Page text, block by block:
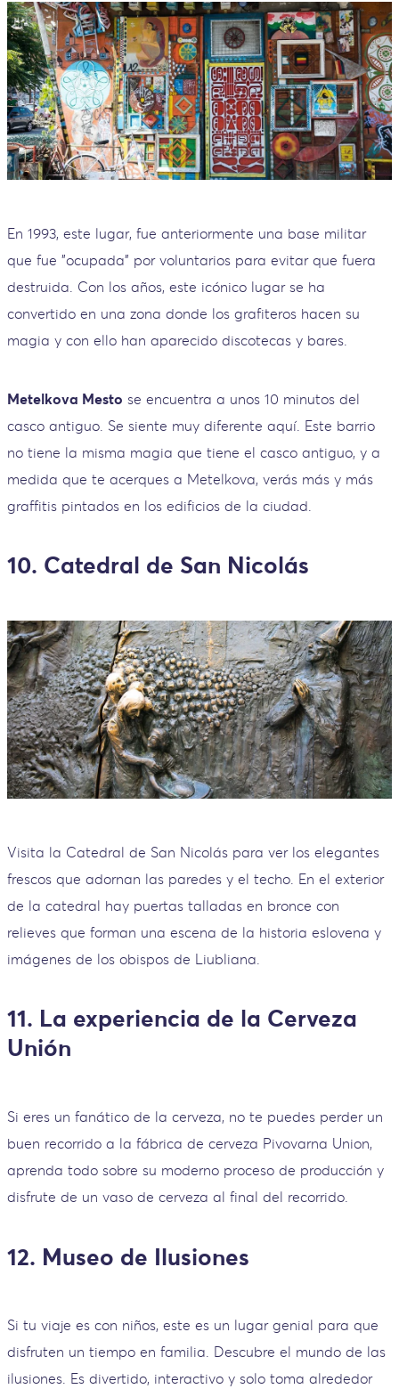
En 1993, este lugar, fue anteriormente una base militar
que fue "ocupada" por voluntarios para evitar que fuera
destruida. Con los años, este icónico lugar se ha
convertido en una zona donde los grafiteros hacen su
magia y con ello han aparecido discotecas y bares.
Metelkova Mesto se encuentra a unos 10 minutos del
casco antiguo. Se siente muy diferente aquí. Este barrio
no tiene la misma magia que tiene el casco antiguo, y a
medida que te acerques a Metelkova, verás más y más
graffitis pintados en los edificios de la ciudad.
10. Catedral de San Nicolás
Visita la Catedral de San Nicolás para ver los elegantes
frescos que adornan las paredes y el techo. En el exterior
de la catedral hay puertas talladas en bronce con
relieves que forman una escena de la historia eslovena y
imágenes de los obispos de Liubliana.
11. La experiencia de la Cerveza
Unión
Si eres un fanático de la cerveza, no te puedes perder un
buen recorrido a la fábrica de cerveza Pivovarna Union,
aprenda todo sobre su moderno proceso de producción y
disfrute de un vaso de cerveza al final del recorrido.
12. Museo de Ilusiones
Si tu viaje es con niños, este es un lugar genial para que
disfruten un tiempo en familia. Descubre el mundo de las
ilusiones. Es divertido, interactivo y solo toma alrededor